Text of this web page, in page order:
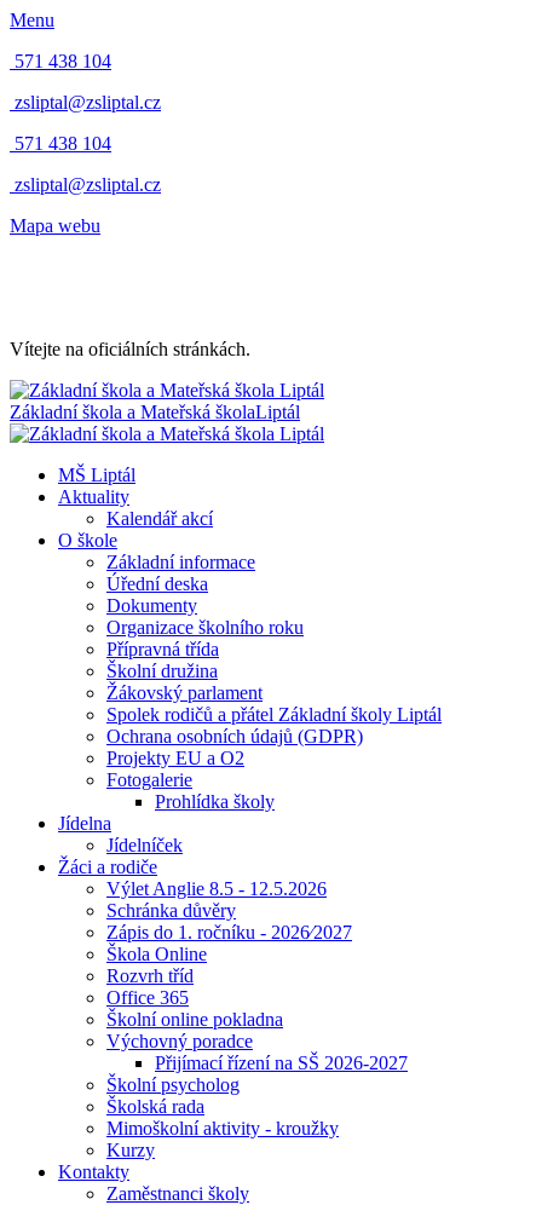
Menu
571 438 104
zsliptal@zsliptal.cz
571 438 104
zsliptal@zsliptal.cz
Mapa webu
Vítejte na oficiálních stránkách.
Základní škola a Mateřská školaLiptál
MŠ Liptál
Aktuality
Kalendář akcí
O škole
Základní informace
Úřední deska
Dokumenty
Organizace školního roku
Přípravná třída
Školní družina
Žákovský parlament
Spolek rodičů a přátel Základní školy Liptál
Ochrana osobních údajů (GDPR)
Projekty EU a O2
Fotogalerie
Prohlídka školy
Jídelna
Jídelníček
Žáci a rodiče
Výlet Anglie 8.5 - 12.5.2026
Schránka důvěry
Zápis do 1. ročníku - 2026⁄2027
Škola Online
Rozvrh tříd
Office 365
Školní online pokladna
Výchovný poradce
Přijímací řízení na SŠ 2026-2027
Školní psycholog
Školská rada
Mimoškolní aktivity - kroužky
Kurzy
Kontakty
Zaměstnanci školy